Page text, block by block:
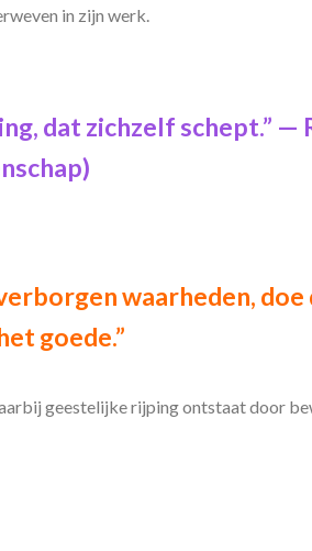
in zijn werk.
dat zichzelf schept.” —
waarheden,
goede.”
geestelijke rijping ontstaat door